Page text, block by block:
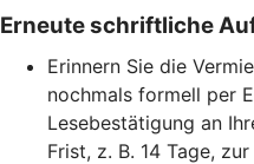
Erneute schriftliche
Erinnern Sie die
nochmals formell per
Lesebestätigung an
Frist, z. B. 14 Tage,